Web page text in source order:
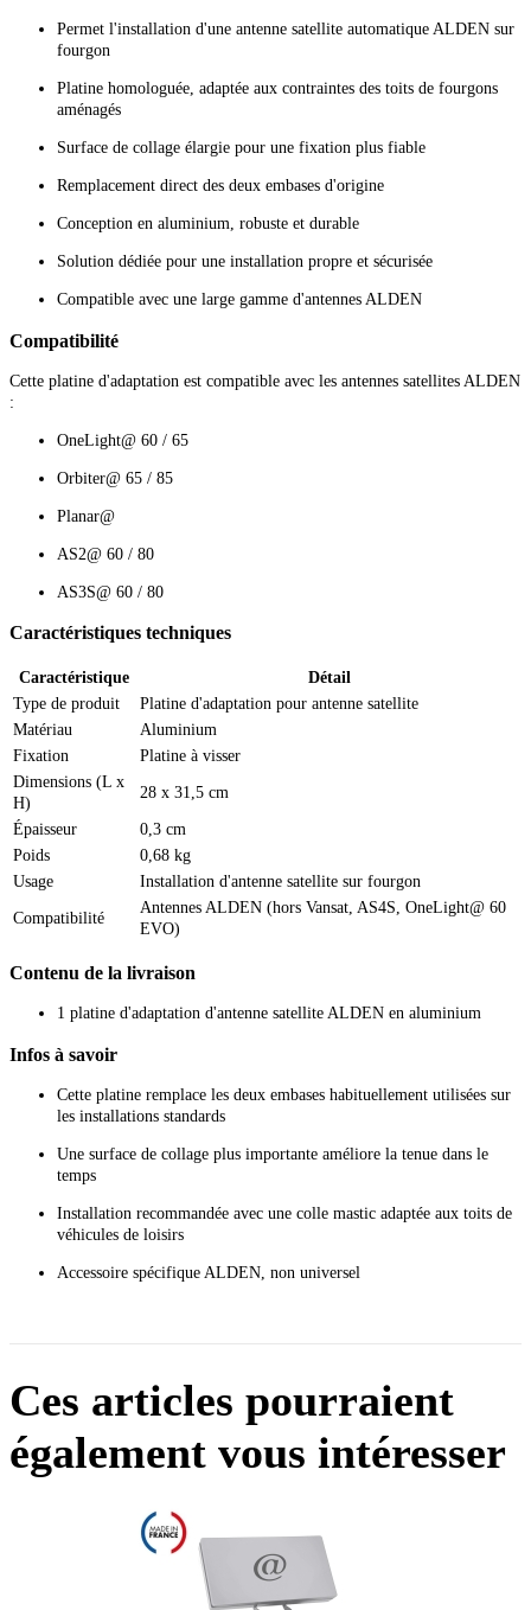
Permet l'installation d'une antenne satellite automatique ALDEN sur
fourgon
Platine homologuée, adaptée aux contraintes des toits de fourgons
aménagés
Surface de collage élargie pour une fixation plus fiable
Remplacement direct des deux embases d'origine
Conception en aluminium, robuste et durable
Solution dédiée pour une installation propre et sécurisée
Compatible avec une large gamme d'antennes ALDEN
Compatibilité
Cette platine d'adaptation est compatible avec les antennes satellites ALDEN
:
OneLight@ 60 / 65
Orbiter@ 65 / 85
Planar@
AS2@ 60 / 80
AS3S@ 60 / 80
Caractéristiques techniques
Caractéristique
Détail
Type de produit
Platine d'adaptation pour antenne satellite
Matériau
Aluminium
Fixation
Platine à visser
Dimensions (L x
H)
28 x 31,5 cm
Épaisseur
0,3 cm
Poids
0,68 kg
Usage
Installation d'antenne satellite sur fourgon
Compatibilité
Antennes ALDEN (hors Vansat, AS4S, OneLight@ 60
EVO)
Contenu de la livraison
1 platine d'adaptation d'antenne satellite ALDEN en aluminium
Infos à savoir
Cette platine remplace les deux embases habituellement utilisées sur
les installations standards
Une surface de collage plus importante améliore la tenue dans le
temps
Installation recommandée avec une colle mastic adaptée aux toits de
véhicules de loisirs
Accessoire spécifique ALDEN, non universel
Ces articles pourraient
également vous intéresser